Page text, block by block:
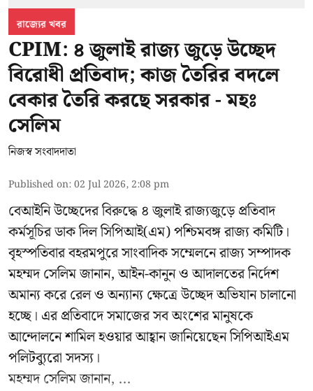
রাজ্যের খবর
CPIM: ৪ জুলাই রাজ্য জুড়ে উচ্ছেদ
বিরোধী প্রতিবাদ; কাজ তৈরির বদলে
বেকার তৈরি করছে সরকার - মহঃ
সেলিম
নিজস্ব সংবাদদাতা
Published on:02 Jul 2026, 2:08 pm
বেআইনি উচ্ছেদের বিরুদ্ধে ৪ জুলাই রাজ্যজুড়ে প্রতিবাদ
কর্মসূচির ডাক দিল সিপিআই(এম) পশ্চিমবঙ্গ রাজ্য কমিটি।
বৃহস্পতিবার বহরমপুরে সাংবাদিক সম্মেলনে রাজ্য সম্পাদক
মহম্মদ সেলিম জানান, আইন-কানুন ও আদালতের নির্দেশ
অমান্য করে রেল ও অন্যান্য ক্ষেত্রে উচ্ছেদ অভিযান চালানো
হচ্ছে। এর প্রতিবাদে সমাজের সব অংশের মানুষকে
আন্দোলনে শামিল হওয়ার আহ্বান জানিয়েছেন সিপিআইএম
পলিটব্যুরো সদস্য।
মহম্মদ সেলিম জানান, ...